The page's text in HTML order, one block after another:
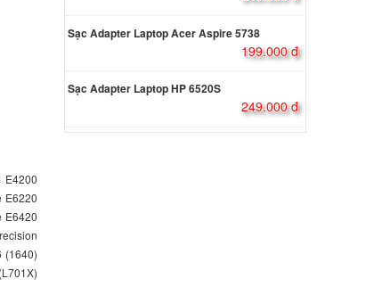
đ
E4200
E6220
E6420
(1640)
Sạc Adapter Laptop Acer Aspire 5738
199.000 đ
Sạc Adapter Laptop HP 6520S
249.000 đ